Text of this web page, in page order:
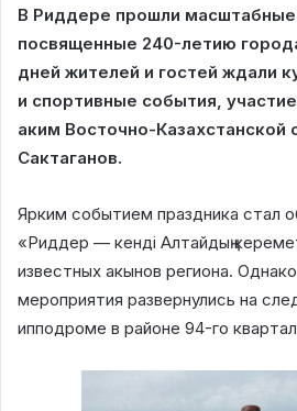
В Риддере прошли масштабные
посвященные 240-летию
дней жителей и гостей ждали
и спортивные события,
аким Восточно-
Сактаганов.
Ярким событием праздника стал
«Риддер — кенді Алтайдың
известных акынов региона.
мероприятия развернулись на
ипподроме в районе 94-го